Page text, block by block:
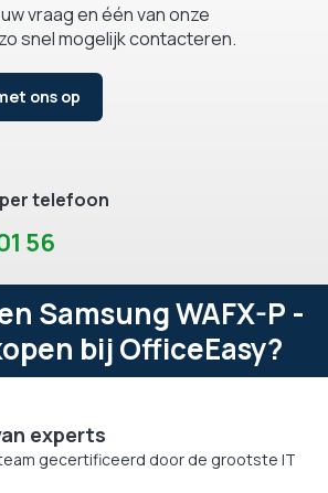
vraag en één van onze
snel mogelijk contacteren.
ons op
telefoon
56
Samsung WAFX-P -
bij OfficeEasy?
experts
gecertificeerd door de grootste IT